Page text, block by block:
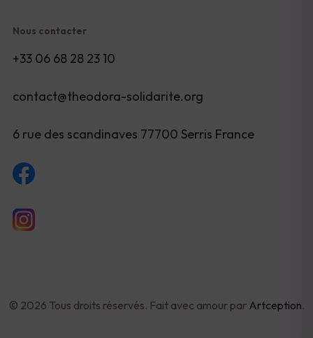
Nous contacter
+33 06 68 28 23 10
contact@theodora-solidarite.org
6 rue des scandinaves 77700 Serris France
© 2026 Tous droits réservés. Fait avec amour par Artception.